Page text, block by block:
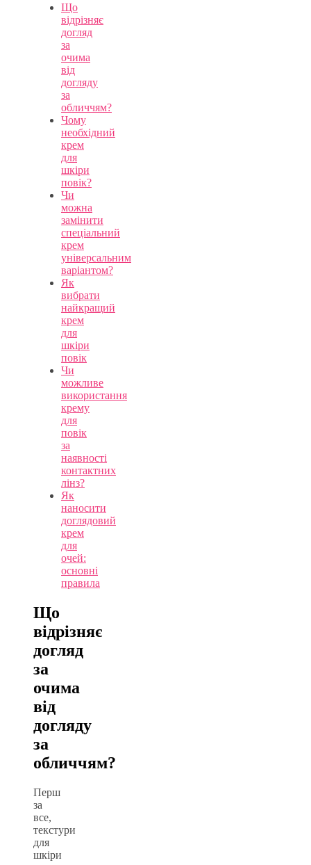
Що
відрізняє
догляд
за
очима
від
догляду
за
обличчям?
Чому
необхідний
крем
для
шкіри
повік?
Чи
можна
замінити
спеціальний
крем
універсальним
варіантом?
Як
вибрати
найкращий
крем
для
шкіри
повік
Чи
можливе
використання
крему
для
повік
за
наявності
контактних
лінз?
Як
наносити
доглядовий
крем
для
очей:
основні
правила
Що
відрізняє
догляд
за
очима
від
догляду
за
обличчям?
Перш
за
все,
текстури
для
шкіри